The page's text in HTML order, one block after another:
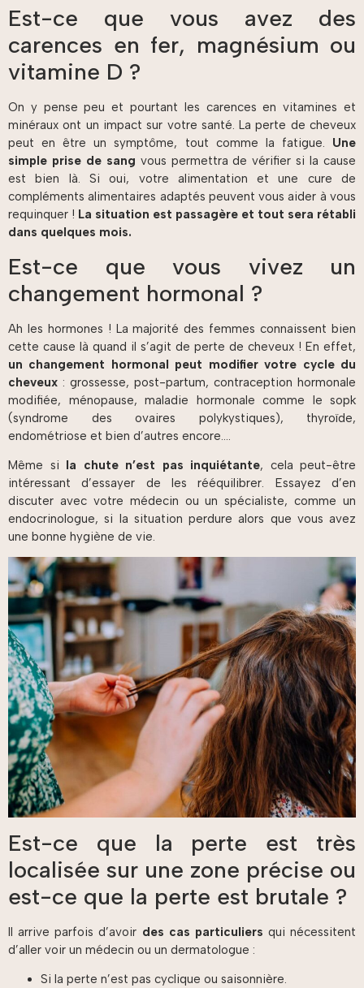
Est-ce que vous avez des
carences en fer, magnésium ou
vitamine D ?
On y pense peu et pourtant les carences en vitamines et
minéraux ont un impact sur votre santé. La perte de cheveux
peut en être un symptôme, tout comme la fatigue. Une
simple prise de sang vous permettra de vérifier si la cause
est bien là. Si oui, votre alimentation et une cure de
compléments alimentaires adaptés peuvent vous aider à vous
requinquer ! La situation est passagère et tout sera rétabli
dans quelques mois.
Est-ce que vous vivez un
changement hormonal ?
Ah les hormones ! La majorité des femmes connaissent bien
cette cause là quand il s’agit de perte de cheveux ! En effet,
un changement hormonal peut modifier votre cycle du
cheveux : grossesse, post-partum, contraception hormonale
modifiée, ménopause, maladie hormonale comme le sopk
(syndrome des ovaires polykystiques), thyroïde,
endométriose et bien d’autres encore….
Même si la chute n’est pas inquiétante, cela peut-être
intéressant d’essayer de les rééquilibrer. Essayez d’en
discuter avec votre médecin ou un spécialiste, comme un
endocrinologue, si la situation perdure alors que vous avez
une bonne hygiène de vie.
Est-ce que la perte est très
localisée sur une zone précise ou
est-ce que la perte est brutale ?
Il arrive parfois d’avoir des cas particuliers qui nécessitent
d’aller voir un médecin ou un dermatologue :
Si la perte n’est pas cyclique ou saisonnière.